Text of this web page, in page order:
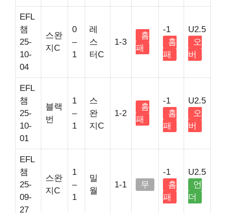
EFL
챔
25-
10-
04
스완
지C
0
–
1
레
스
터C
1-3
홈
패
-1
홈
패
U2.5
오
버
EFL
챔
25-
10-
01
블랙
번
1
–
1
스
완
지C
1-2
홈
패
-1
홈
패
U2.5
오
버
EFL
챔
25-
09-
27
스완
지C
1
–
1
밀
월
1-1 무
-1
홈
패
U2.5
언
더